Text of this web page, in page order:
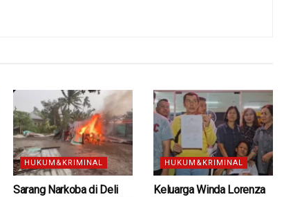
HUKUM&KRIMINAL
Sarang Narkoba di Deli
HUKUM&KRIMINAL
Keluarga Winda Lorenza